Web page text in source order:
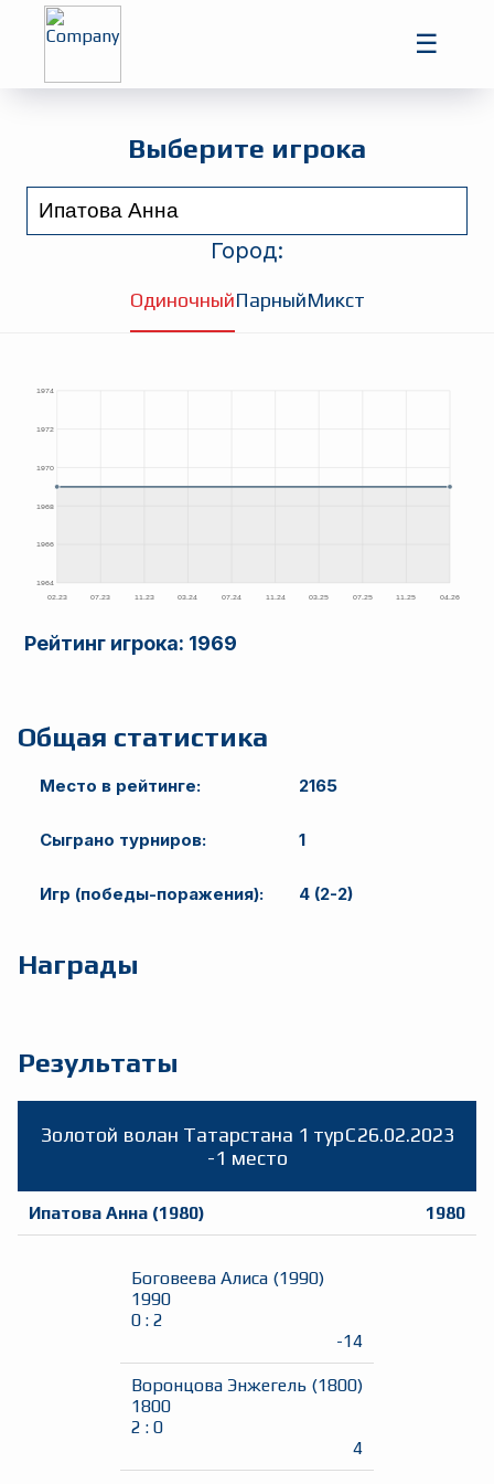
☰
Выберите игрока
Город:
ОдиночныйПарныйМикст
Рейтинг игрока: 1969
Общая статистика
Место в рейтинге: 2165
Сыграно турниров: 1
Игр (победы-поражения): 4 (2-2)
Награды
Результаты
Золотой волан Татарстана 1 турC26.02.2023
-1 место
Ипатова Анна (1980) 1980
Боговеева Алиса (1990)
1990
0 : 2
-14
Воронцова Энжегель (1800)
1800
2 : 0
4